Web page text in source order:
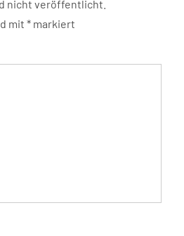
nicht veröffentlicht.
mit * markiert